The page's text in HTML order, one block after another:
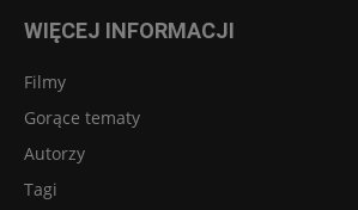
WIĘCEJ INFORMACJI
Filmy
Gorące tematy
Autorzy
Tagi